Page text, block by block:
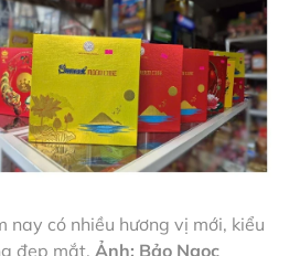
nay có nhiều hương vị mới, kiểu
đẹp mắt. Ảnh: Bảo Ngọc